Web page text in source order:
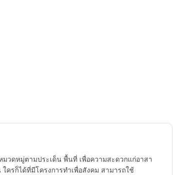
วดหมู่ตามประเด็น พื้นที่ เพื่อความสะดวกแก่อาสา
รก็ได้ที่มีโครงการทำเพื่อสังคม สามารถใช้